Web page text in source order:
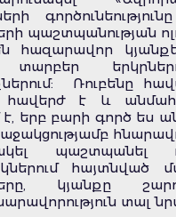
պաշտպանության
հազարավոր
տարբեր
Ռուբենը
հավերժ է և
է, երբ բարի գործ ես
պաշտպանել
հայտնված
կյանքը
տալ